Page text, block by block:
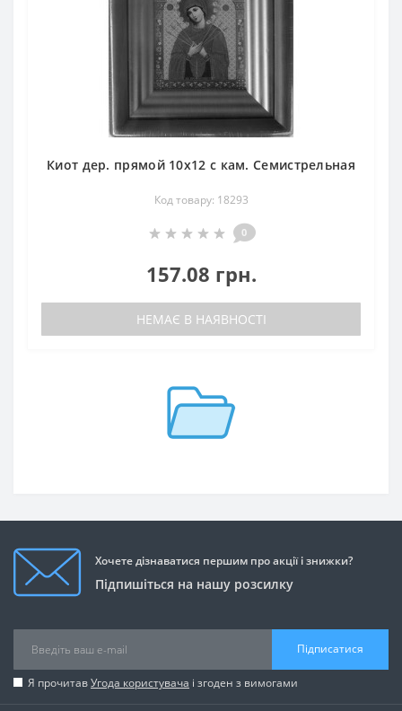
Киот дер. прямой 10х12 с кам. Семистрельная
Код товару: 18293
0
157.08 грн.
НЕМАЄ В НАЯВНОСТІ
Хочете дізнаватися першим про акції і знижки?
Підпишіться на нашу розсилку
Підписатися
Я прочитавУгода користувача і згоден з вимогами